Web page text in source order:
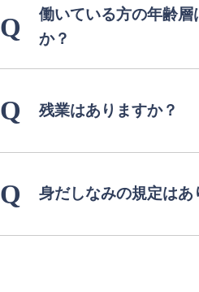
Q
働いている方の年齢層
か？
Q 残業はありますか？
Q 身だしなみの規定はあ